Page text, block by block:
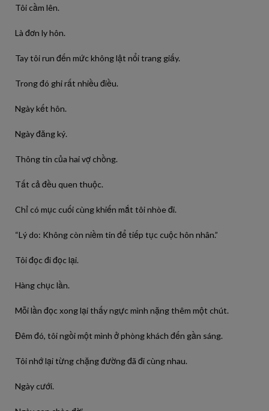
Tôi cầm lên.
Là đơn ly hôn.
Tay tôi run đến mức không lật nổi trang giấy.
Trong đó ghi rất nhiều điều.
Ngày kết hôn.
Ngày đăng ký.
Thông tin của hai vợ chồng.
Tất cả đều quen thuộc.
Chỉ có mục cuối cùng khiến mắt tôi nhòe đi.
“Lý do: Không còn niềm tin để tiếp tục cuộc hôn nhân.”
Tôi đọc đi đọc lại.
Hàng chục lần.
Mỗi lần đọc xong lại thấy ngực mình nặng thêm một chút.
Đêm đó, tôi ngồi một mình ở phòng khách đến gần sáng.
Tôi nhớ lại từng chặng đường đã đi cùng nhau.
Ngày cưới.